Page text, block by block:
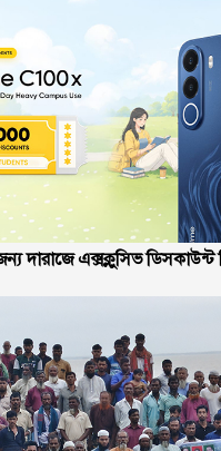
জন্য দারাজে এক্সক্লুসিভ